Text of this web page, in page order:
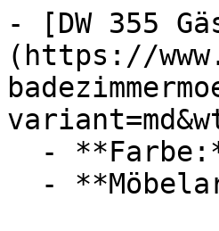
- [DW 355
(https://